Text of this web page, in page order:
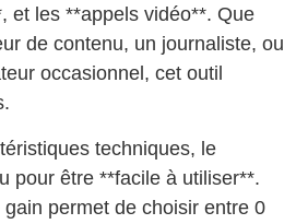
et les **appels vidéo**. Que
de contenu, un journaliste, ou
occasionnel, cet outil
techniques, le
pour être **facile à utiliser**.
permet de choisir entre 0